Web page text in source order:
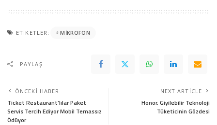
ETIKETLER: MIKROFON
PAYLAŞ
ÖNCEKI HABER
Ticket Restaurant’lılar Paket
Servis Tercih Ediyor Mobil Temassız
Ödüyor
NEXT ARTICLE
Honor, Giyilebilir Teknoloji
Tüketicinin Gözdesi